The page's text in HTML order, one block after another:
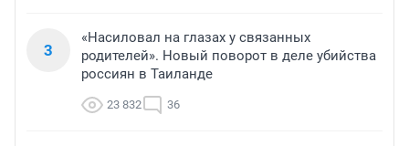
3
«Насиловал на глазах у связанных
родителей». Новый поворот в деле убийства
россиян в Таиланде
23 832 36